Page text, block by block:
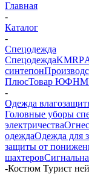
Главная
-
Каталог
-
Спецодежда
СпецодеждаKMR
синтепон
ПлюсТовар ЮФНМ
-
Одежда
Головные уборы
электричества
одеждаОдежда для
защиты от
шахтеров
-Костюм Турист